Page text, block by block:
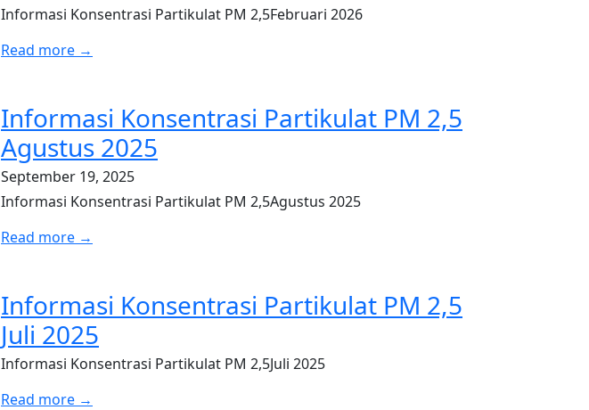
Informasi Konsentrasi Partikulat PM 2,5Februari 2026
Read more →
Informasi Konsentrasi Partikulat PM 2,5
Agustus 2025
September 19, 2025
Informasi Konsentrasi Partikulat PM 2,5Agustus 2025
Read more →
Informasi Konsentrasi Partikulat PM 2,5
Juli 2025
Informasi Konsentrasi Partikulat PM 2,5Juli 2025
Read more →